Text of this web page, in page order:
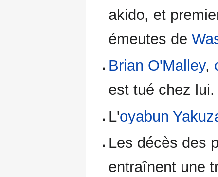
akido, et
émeutes de
Brian O'Malley,
est tué chez lui.
L'oyabun
Les décès des
entraînent une